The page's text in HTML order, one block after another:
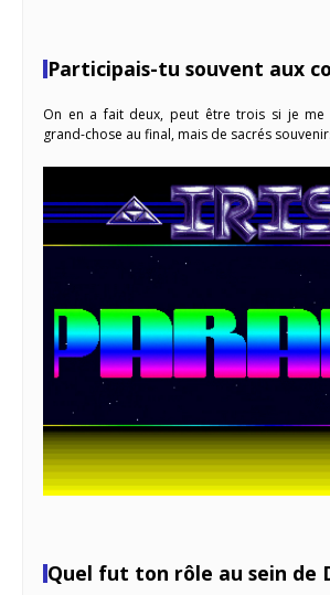
Participais-tu souvent aux
On en a fait deux, peut être trois si je me
grand-chose au final, mais de sacrés
Quel fut ton rôle au sein de